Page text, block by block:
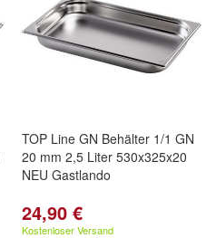
TOP Line GN Behälter 1/1 GN
20 mm 2,5 Liter 530x325x20
NEU Gastlando
24,90 €
Kostenloser Versand